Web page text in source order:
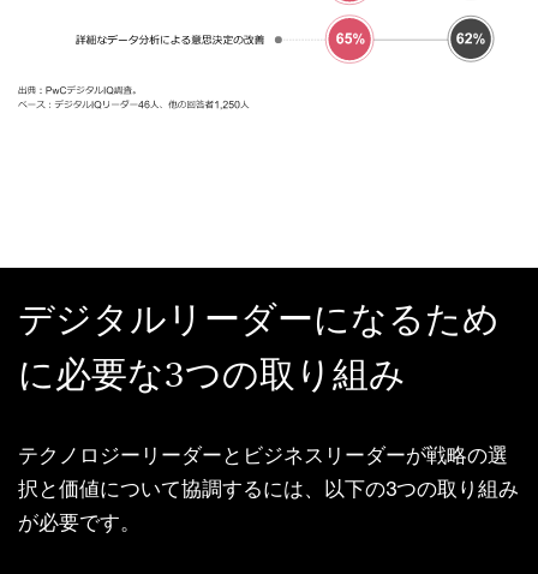
デジタルリーダーになるため
に必要な3つの取り組み
テクノロジーリーダーとビジネスリーダーが戦略の選
択と価値について協調するには、以下の3つの取り組み
が必要です。